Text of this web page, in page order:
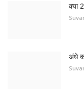
क्या
अंधे